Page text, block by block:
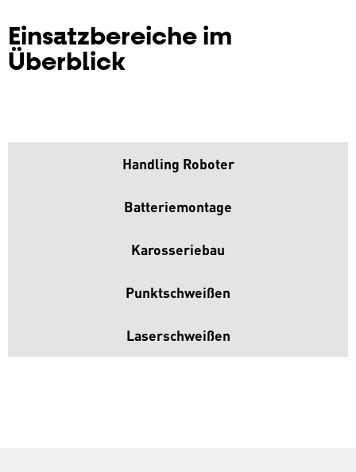
Einsatzbereiche im
Überblick
Handling Roboter
Batteriemontage
Karosseriebau
Punktschweißen
Laserschweißen